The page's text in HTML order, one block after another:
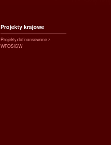
Projekty krajowe
Projekty dofinansowane z
WFOŚiGW